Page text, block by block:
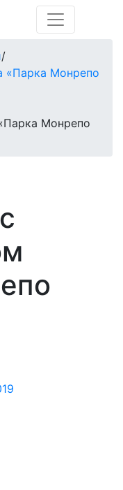
/
«Парка Монрепо
Монрепо